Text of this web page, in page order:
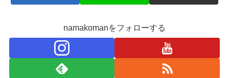
namakomanをフォローする